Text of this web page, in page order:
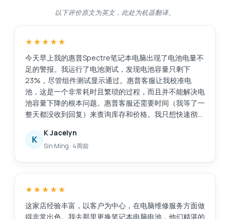
以下评价原文为英文，此处为机器翻译。
★★★★★
今天早上我的惠普Spectre笔记本电脑出现了电池电量不
足的警报。我运行了电池测试，发现电池容量只剩下
23%，尽管组件测试显示通过。惠普客服让我校准电
池，这是一个非常耗时且繁琐的过程，而且并不能解决电
池容量下降的根本问题。惠普客服还需要时间（我等了一
整天都没收到回复）来查询库存和价格。我只想快速彻底
到了Esmond服务中心，评价很好。他们响应迅速，而且
提供了有用的建议。他们在2小时内将电池送到了
题时，他们也提供了售后服务。不像有些商家，买完东西
就置之不理。服务很棒，以后如果需要维修笔记本电脑，
我还会选择他们。
K
K Jacelyn
Sin Ming · 4周前
★★★★★
这家店经验丰富，以客户为中心，在电脑维修服务方面做
得非常出色。我去那里更换笔记本电脑电池，他们精湛的